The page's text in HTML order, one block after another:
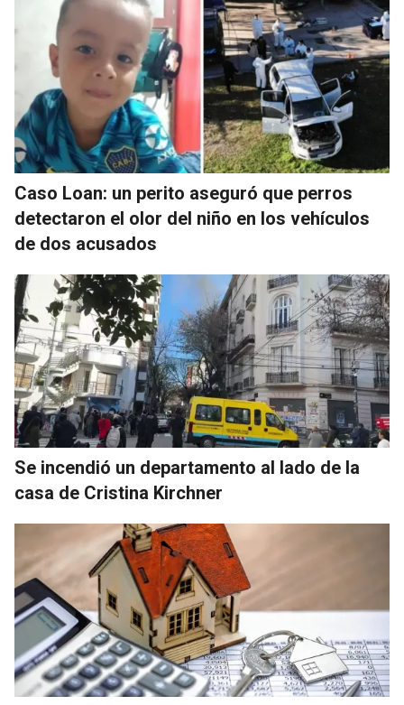
Caso Loan: un perito aseguró que perros
detectaron el olor del niño en los vehículos
de dos acusados
Se incendió un departamento al lado de la
casa de Cristina Kirchner